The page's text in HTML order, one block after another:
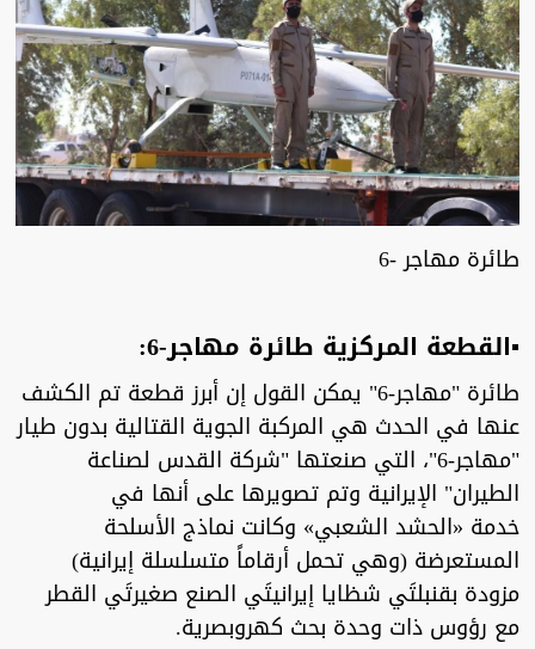
طائرة مهاجر -6
▪︎القطعة المركزية طائرة مهاجر-6:
طائرة "مهاجر-6" يمكن القول إن أبرز قطعة تم الكشف
عنها في الحدث هي المركبة الجوية القتالية بدون طيار
"مهاجر-6"، التي صنعتها "شركة القدس لصناعة
الطيران" الإيرانية وتم تصويرها على أنها في
خدمة «الحشد الشعبي» وكانت نماذج الأسلحة
المستعرضة (وهي تحمل أرقاماً متسلسلة إيرانية)
مزودة بقنبلتَي شظايا إيرانيتَي الصنع صغيرتَي القطر
مع رؤوس ذات وحدة بحث كهروبصرية.